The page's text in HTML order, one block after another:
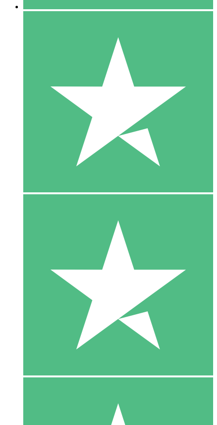
10 Downloaden
20 00